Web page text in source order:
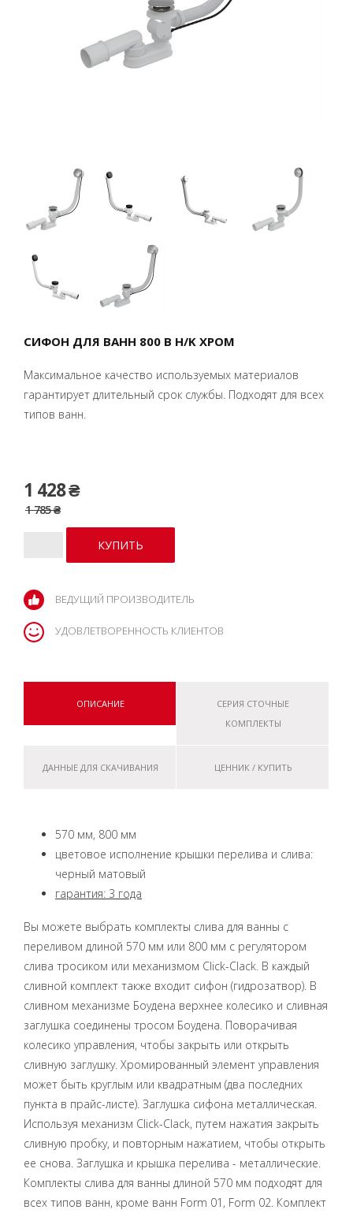
СИФОН ДЛЯ ВАНН 800 B H/K ХРОМ
Максимальное качество используемых материалов
гарантирует длительный срок службы. Подходят для всех
типов ванн.
1 428 ₴
1 785 ₴
ВЕДУЩИЙ ПРОИЗВОДИТЕЛЬ
УДОВЛЕТВОРЕННОСТЬ КЛИЕНТОВ
ОПИСАНИЕ
СЕРИЯ СТОЧНЫЕ
КОМПЛЕКТЫ
ДАННЫЕ ДЛЯ СКАЧИВАНИЯ ЦЕННИК / КУПИТЬ
570 мм, 800 мм
цветовое исполнение крышки перелива и слива:
черный матовый
гарантия: 3 года
Вы можете выбрать комплекты слива для ванны с
переливом длиной 570 мм или 800 мм с регулятором
слива тросиком или механизмом Click-Clack. В каждый
сливной комплект также входит сифон (гидрозатвор). В
сливном механизме Боудена верхнее колесико и сливная
заглушка соединены тросом Боудена. Поворачивая
колесико управления, чтобы закрыть или открыть
сливную заглушку. Хромированный элемент управления
может быть круглым или квадратным (два последних
пункта в прайс-листе). Заглушка сифона металлическая.
Используя механизм Click-Clack, путем нажатия закрыть
сливную пробку, и повторным нажатием, чтобы открыть
ее снова. Заглушка и крышка перелива - металлические.
Комплекты слива для ванны длиной 570 мм подходят для
всех типов ванн, кроме ванн Form 01, Form 02. Комплект